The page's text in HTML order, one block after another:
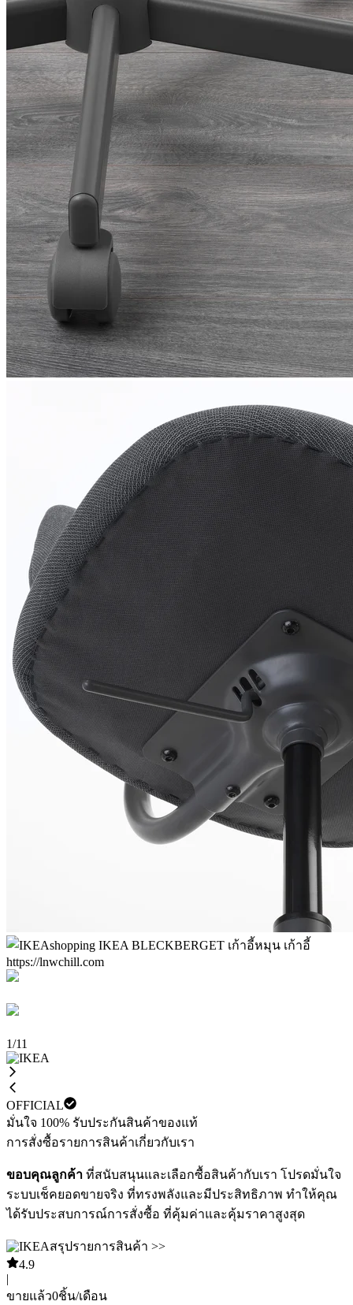
1/11
OFFICIAL
มั่นใจ 100% รับประกันสินค้าของแท้
การสั่งซื้อรายการสินค้าเกี่ยวกับเรา
ขอบคุณลูกค้า ที่สนับสนุนและเลือกซื้อสินค้ากับเรา โปรดมั่นใจ
ระบบเช็คยอดขายจริง ที่ทรงพลังและมีประสิทธิภาพ ทำให้คุณ
ได้รับประสบการณ์การสั่งซื้อ ที่คุ้มค่าและคุ้มราคาสูงสุด
สรุปรายการสินค้า >>
4.9
|
ขายแล้ว0ชิ้น/เดือน